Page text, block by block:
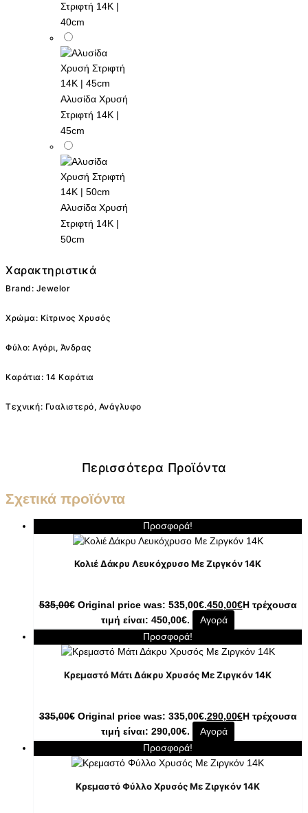
Στριφτή 14K |
40cm
Αλυσίδα Χρυσή
Στριφτή 14K |
45cm
Αλυσίδα Χρυσή
Στριφτή 14K |
50cm
Χαρακτηριστικά
Brand: Jewelor
Χρώμα: Κίτρινος Χρυσός
Φύλο: Αγόρι, Άνδρας
Καράτια: 14 Καράτια
Τεχνική: Γυαλιστερό, Ανάγλυφο
Περισσότερα Προϊόντα
Σχετικά προϊόντα
Προσφορά!
Κολιέ Δάκρυ Λευκόχρυσο Με Ζιργκόν 14K
535,00€ Original price was: 535,00€.450,00€Η τρέχουσα
τιμή είναι: 450,00€.
Αγορά
Προσφορά!
Κρεμαστό Μάτι Δάκρυ Χρυσός Με Ζιργκόν 14K
335,00€ Original price was: 335,00€.290,00€Η τρέχουσα
τιμή είναι: 290,00€.
Αγορά
Προσφορά!
Κρεμαστό Φύλλο Χρυσός Με Ζιργκόν 14K